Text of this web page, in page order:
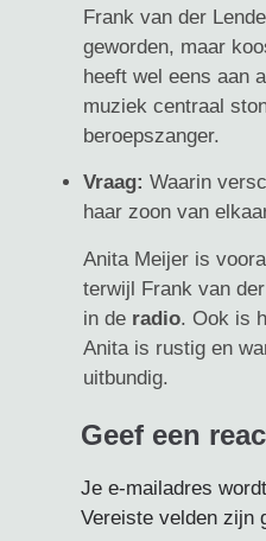
Frank van der
geworden, maar
heeft wel eens aan
muziek centraal
beroepszanger.
Vraag: Waarin
haar zoon van
Anita Meijer is
terwijl Frank van
in de radio. Ook is
Anita is rustig en
uitbundig.
Geef een
Je e-mailadres
Vereiste velden zijn